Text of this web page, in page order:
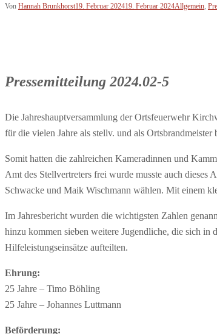
Von Hannah Brunkhorst19. Februar 202419. Februar 2024Allgemein,
Pressemitteilung 2024.02-5
Die Jahreshauptversammlung der Ortsfeuerwehr
für die vielen Jahre als stellv. und als Ortsbrandmeister
Somit hatten die zahlreichen Kameradinnen und
Amt des Stellvertreters frei wurde musste auch
Schwacke und Maik Wischmann wählen. Mit einem
Im Jahresbericht wurden die wichtigsten Zahlen
hinzu kommen sieben weitere Jugendliche, die sich in
Hilfeleistungseinsätze aufteilten.
Ehrung:
25 Jahre – Timo Böhling
25 Jahre – Johannes Luttmann
Beförderung: